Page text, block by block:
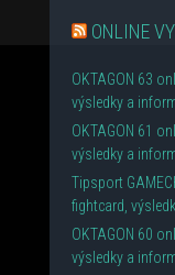
ONLINE
OKTAGON 63
výsledky a
OKTAGON 61
výsledky a
Tipsport
fightcard,
OKTAGON 60
výsledky a